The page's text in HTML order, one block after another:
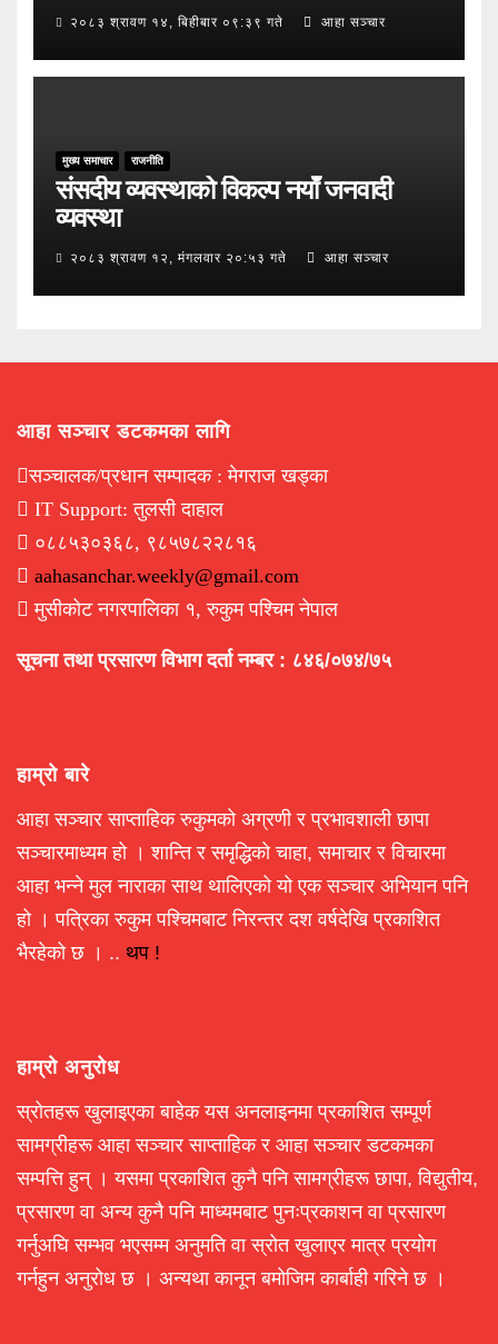
२०८३ श्रावण १४, बिहीबार ०९:३९ गते आहा सञ्चार
मुख्य समाचार राजनीति
संसदीय व्यवस्थाको विकल्प नयाँ जनवादी
व्यवस्था
२०८३ श्रावण १२, मंगलवार २०:५३ गते आहा सञ्चार
आहा सञ्चार डटकमका लागि
सञ्चालक/प्रधान सम्पादक : मेगराज खड्का
IT Support: तुलसी दाहाल
०८८५३०३६८, ९८५७८२२८१६
aahasanchar.weekly@gmail.com
मुसीकोट नगरपालिका १, रुकुम पश्चिम नेपाल
सूचना तथा प्रसारण विभाग दर्ता नम्बर : ८४६/०७४/७५
हाम्रो बारे
आहा सञ्चार साप्ताहिक रुकुमको अग्रणी र प्रभावशाली छापा
सञ्चारमाध्यम हो । शान्ति र समृद्धिको चाहा, समाचार र विचारमा
आहा भन्ने मुल नाराका साथ थालिएको यो एक सञ्चार अभियान पनि
हो । पत्रिका रुकुम पश्चिमबाट निरन्तर दश वर्षदेखि प्रकाशित
भैरहेको छ । .. थप !
हाम्रो अनुरोध
स्रोतहरू खुलाइएका बाहेक यस अनलाइनमा प्रकाशित सम्पूर्ण
सामग्रीहरू आहा सञ्चार साप्ताहिक र आहा सञ्चार डटकमका
सम्पत्ति हुन् । यसमा प्रकाशित कुनै पनि सामग्रीहरू छापा, विद्युतीय,
प्रसारण वा अन्य कुनै पनि माध्यमबाट पुनःप्रकाशन वा प्रसारण
गर्नुअघि सम्भव भएसम्म अनुमति वा स्रोत खुलाएर मात्र प्रयोग
गर्नहुन अनुरोध छ । अन्यथा कानून बमोजिम कार्बाही गरिने छ ।